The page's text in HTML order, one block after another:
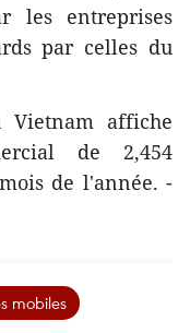
les entreprises
par celles du
Vietnam affich​e
de 2,454
de l'année. -
mobiles